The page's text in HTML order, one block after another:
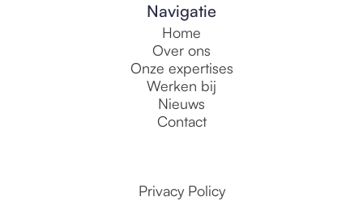
Navigatie
Home
Over ons
Onze expertises
Werken bij
Nieuws
Contact
Privacy Policy